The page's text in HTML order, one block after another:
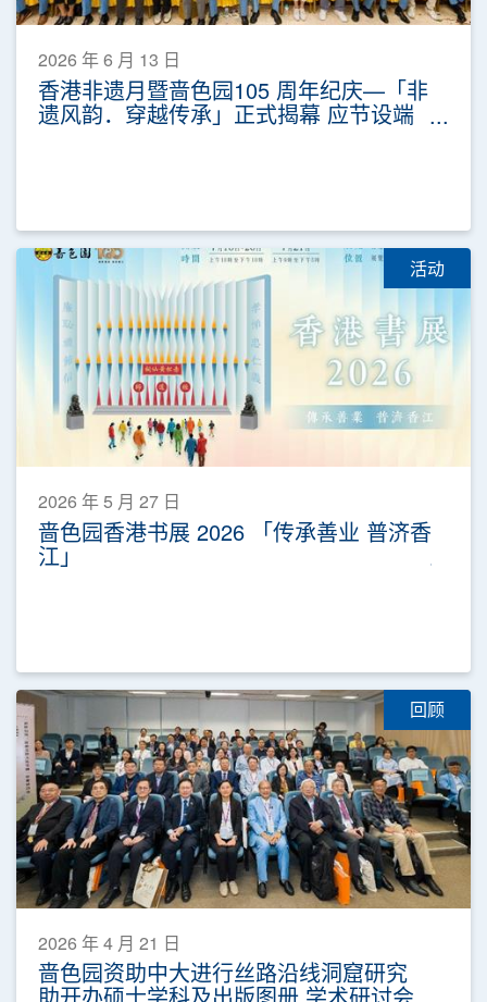
2026 年 6 月 13 日
香港非遗月暨啬色园105 周年纪庆—「非
遗风韵．穿越传承」正式揭幕 应节设端
活动
2026 年 5 月 27 日
啬色园香港书展 2026 「传承善业 普济香
江」
回顾
2026 年 4 月 21 日
啬色园资助中大进行丝路沿线洞窟研究